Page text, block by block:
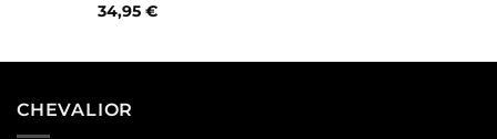
34,95 €
CHEVALIOR